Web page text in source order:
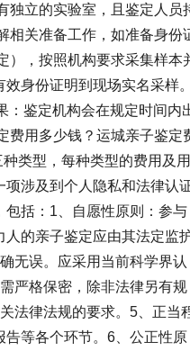
独立的实验室，且鉴定人员
相关准备工作，如准备身份
），按照机构要求采集样本
身份证明到现场实名采样。
：鉴定机构会在规定时间内
费用多少钱？运城亲子鉴定
类型，每种类型的费用及用
涉及到个人隐私和法律认
括：1、自愿性原则：参与
的亲子鉴定应由其法定监
无误。应采用当前科学界认
严格保密，除非法律另有规
法律法规的要求。5、正当
告等各个环节。6、公正性原